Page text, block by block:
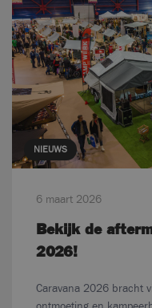
NIEUWS
6 maart 2026
Bekijk de
2026!
Caravana 2026 bracht